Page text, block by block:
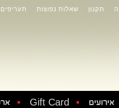
תקנון שאלות נפוצות
אירועים Gift Card